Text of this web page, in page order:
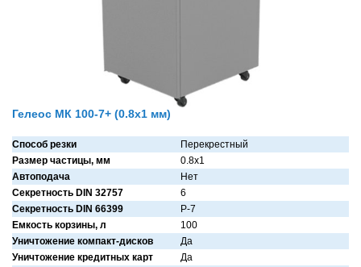
Гелеос МК 100-7+ (0.8х1 мм)
Способ резки
Перекрестный
Размер частицы, мм
0.8x1
Автоподача
Нет
Секретность DIN 32757
6
Секретность DIN 66399
P-7
Емкость корзины, л
100
Уничтожение компакт-дисков
Дa
Уничтожение кредитных карт
Дa